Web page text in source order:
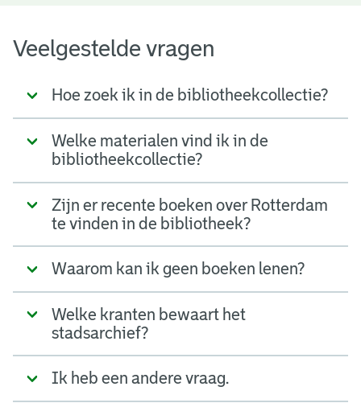
Veelgestelde vragen
Hoe zoek ik in de bibliotheekcollectie?
Welke materialen vind ik in de
bibliotheekcollectie?
Zijn er recente boeken over Rotterdam
te vinden in de bibliotheek?
Waarom kan ik geen boeken lenen?
Welke kranten bewaart het
stadsarchief?
Ik heb een andere vraag.